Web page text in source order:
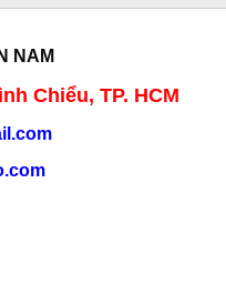
NAM
Chiểu, TP. HCM